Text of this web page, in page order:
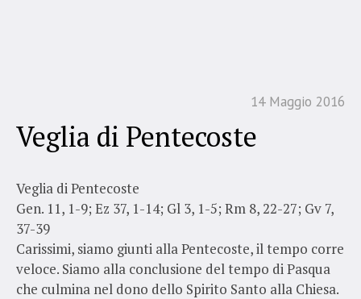
14 Maggio 2016
Veglia di Pentecoste
Veglia di Pentecoste
Gen. 11, 1-9; Ez 37, 1-14; Gl 3, 1-5; Rm 8, 22-27; Gv 7,
37-39
Carissimi, siamo giunti alla Pentecoste, il tempo corre
veloce. Siamo alla conclusione del tempo di Pasqua
che culmina nel dono dello Spirito Santo alla Chiesa.